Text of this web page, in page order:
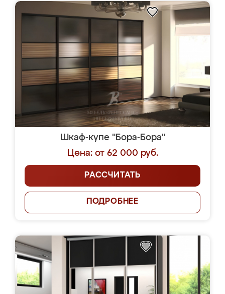
Шкаф-купе "Бора-Бора"
Цена: от 62 000 руб.
РАССЧИТАТЬ
ПОДРОБНЕЕ